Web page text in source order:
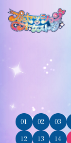
01 02 03
12 13 14